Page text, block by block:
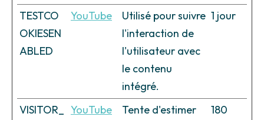
TESTCO
OKIESEN
ABLED
YouTube
Utilisé pour suivre
l'interaction de
l'utilisateur avec
le contenu
intégré.
1 jour
VISITOR_
YouTube
Tente d'estimer
180